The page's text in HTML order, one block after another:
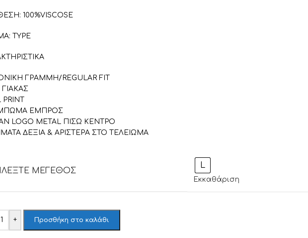
100%VISCOSE
TYPE
ΓΡΑΜΜΗ/REGULAR FIT
ΕΜΠΡΟΣ
LOGO METAL ΠΙΣΩ ΚΕΝΤΡΟ
ΔΕΞΙΑ & ΑΡΙΣΤΕΡΑ ΣΤΟ ΤΕΛΕΙΩΜΑ
ΜΈΓΕΘΟΣ
L
Εκκαθάριση
+ Προσθήκη στο καλάθι